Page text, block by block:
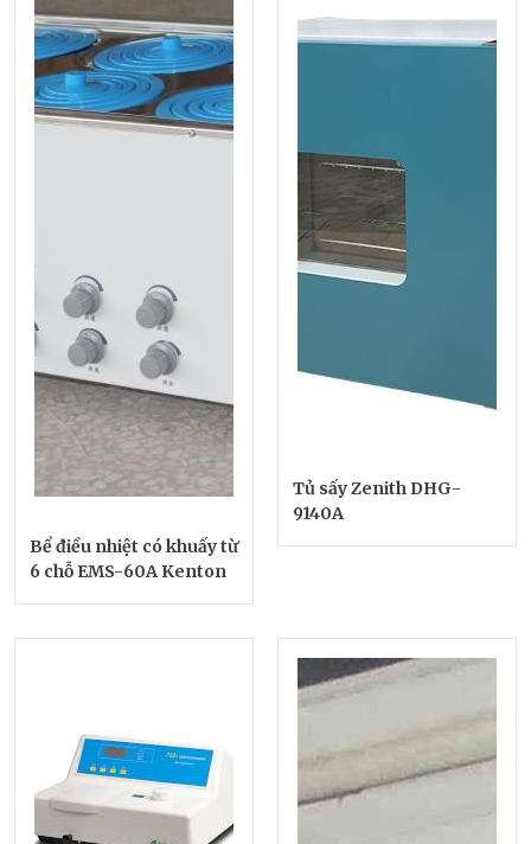
Bể điều nhiệt có khuấy từ
6 chỗ EMS-60A Kenton
Tủ sấy Zenith DHG-
9140A